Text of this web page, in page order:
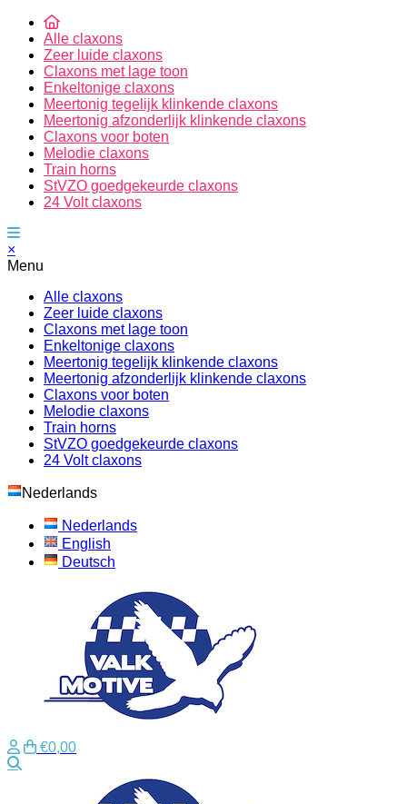
Alle claxons
Zeer luide claxons
Claxons met lage toon
Enkeltonige claxons
Meertonig tegelijk klinkende claxons
Meertonig afzonderlijk klinkende claxons
Claxons voor boten
Melodie claxons
Train horns
StVZO goedgekeurde claxons
24 Volt claxons
×
Menu
Alle claxons
Zeer luide claxons
Claxons met lage toon
Enkeltonige claxons
Meertonig tegelijk klinkende claxons
Meertonig afzonderlijk klinkende claxons
Claxons voor boten
Melodie claxons
Train horns
StVZO goedgekeurde claxons
24 Volt claxons
Nederlands
Nederlands
English
Deutsch
€0,00